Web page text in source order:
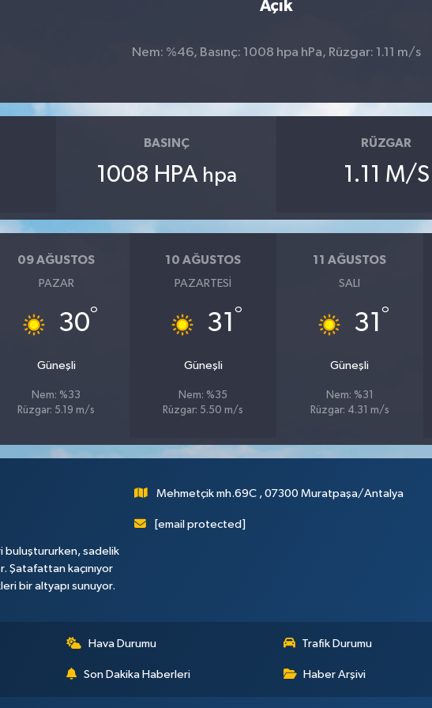
Açık
Nem: %46, Basınç: 1008 hpa hPa, Rüzgar: 1.11 m/s
BASINÇ
1008 HPA hpa
RÜZGAR
1.11 M/S
09 AĞUSTOS
PAZAR
30°
Güneşli
Nem: %33
Rüzgar: 5.19 m/s
10 AĞUSTOS
PAZARTESI
31 °
Güneşli
Nem: %35
Rüzgar: 5.50 m/s
11 AĞUSTOS
SALI
31 °
Güneşli
Nem: %31
Rüzgar: 4.31 m/s
buluştururken, sadelik
Şatafattan kaçınıyor
bir altyapı sunuyor.
Mehmetçik mh.69C , 07300 Muratpaşa/Antalya
[email protected]
Hava Durumu Trafik Durumu
Son Dakika Haberleri Haber Arşivi